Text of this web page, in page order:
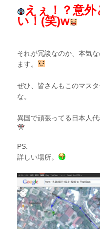
えぇ！？意
い！(笑)w
それが冗談なのか、本気
ます。
ぜひ、皆さんもこのマス
な。
異国で頑張ってる日本人
PS.
詳しい場所。